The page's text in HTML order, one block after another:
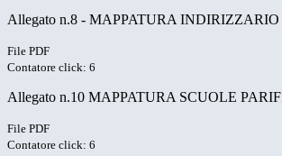
Allegato n.8 - MAPPATURA
File PDF
Contatore click: 6
Allegato n.10 MAPPATURA SCUOLE
File PDF
Contatore click: 6